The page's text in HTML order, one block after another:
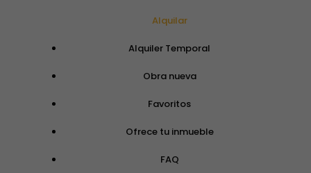
Alquilar
Alquiler Temporal
Obra nueva
Favoritos
Ofrece tu inmueble
FAQ